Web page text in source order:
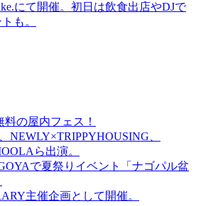
にて開催。初日は飲食出店やDJで
も。
料の屋内フェス！
NEWLY×TRIPPYHOUSING、
ら出演。
で夏祭りイベント「ナゴパル盆
主催企画として開催。